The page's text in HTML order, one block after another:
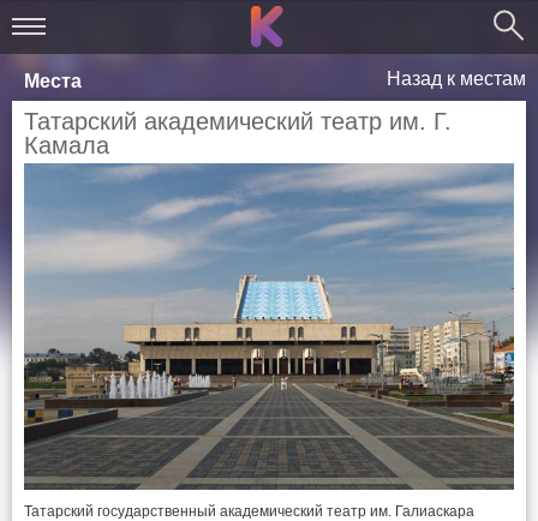
Места Назад к местам
Татарский академический театр им. Г.
Камала
Татарский государственный академический театр им. Галиаскара